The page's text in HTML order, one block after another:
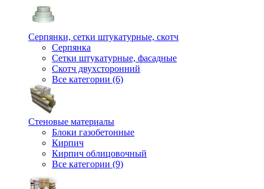
Серпянки, сетки штукатурные, скотч
Серпянка
Сетки штукатурные, фасадные
Скотч двухсторонний
Все категории (6)
Стеновые материалы
Блоки газобетонные
Кирпич
Кирпич облицовочный
Все категории (9)